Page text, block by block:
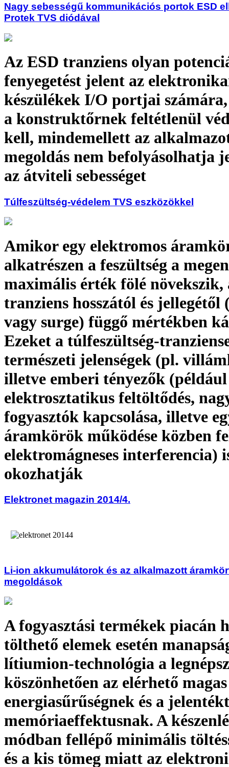
Nagy sebességű kommunikációs portok ESD
Protek TVS diódával
Az ESD tranziens olyan
fenyegetést jelent az
készülékek I/O portjai
a konstruktőrnek feltétlenül
kell, mindemellett az
megoldás nem befolyásolhatja
az átviteli sebességet
Túlfeszültség-védelem TVS eszközökkel
Amikor egy elektromos
alkatrészen a feszültség a
maximális érték fölé növekszik,
tranziens hosszától és jellegétől
vagy surge) függő mértékben
Ezeket a túlfeszültség-
természeti jelenségek (pl.
illetve emberi tényezők (például
elektrosztatikus feltöltődés,
fogyasztók kapcsolása, illetve
áramkörök működése közben
elektromágneses interferencia)
okozhatják
Elektronet magazin 2014/4.
Li-ion akkumulátorok és az alkalmazott
megoldások
A fogyasztási termékek piacán
tölthető elemek esetén
lítiumion-technológia a
köszönhetően az elérhető magas
energiasűrűségnek és a
memóriaeffektusnak. A
módban fellépő minimális
és a kis tömeg miatt az